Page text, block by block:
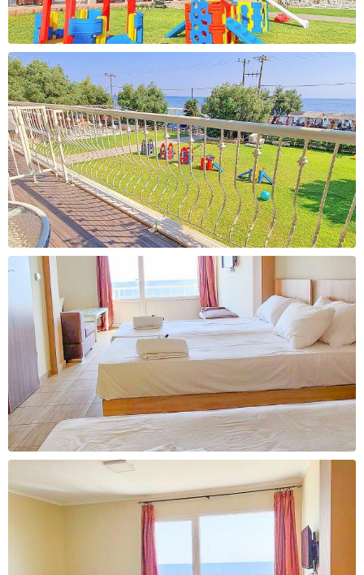
Cashback
2000 ден
Cashback
2200 ден
36.000 - 39.000 ден
Cashback
2400 ден
За уплата
39.000 - 42.000 ден
Cashback
2600 ден
За уплата
42.000 - 45.000 ден
Cashback
2800 ден
За уплата
45.000 - 65.000 ден
Cashback
3300 ден
За уплата
65.000 - 85.000 ден
Cashback
3700 ден
За уплата
над 85.000 ден
Cashback
4100 ден